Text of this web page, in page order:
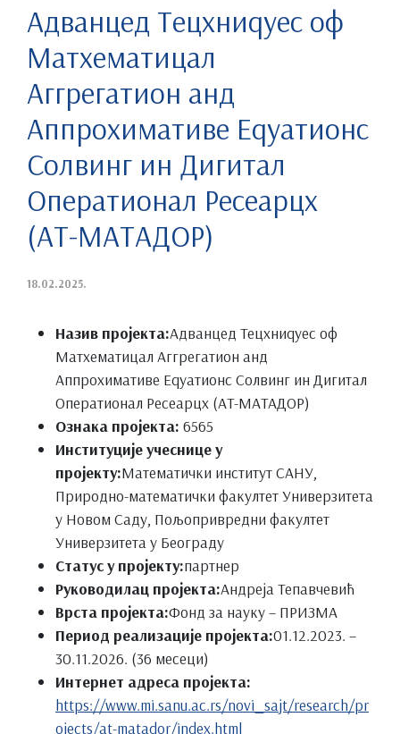
Адванцед Тецхниqуес оф
Матхематицал
Аггрегатион анд
Аппроxимативе Еqуатионс
Солвинг ин Дигитал
Оператионал Ресеарцх
(АТ-МАТАДОР)
18.02.2025.
Назив пројекта:Адванцед Тецхниqуес оф
Матхематицал Аггрегатион анд
Аппроxимативе Еqуатионс Солвинг ин Дигитал
Оператионал Ресеарцх (АТ-МАТАДОР)
Ознака пројекта: 6565
Институције учеснице у
пројекту:Математички институт САНУ,
Природно-математички факултет Универзитета
у Новом Саду, Пољопривредни факултет
Универзитета у Београду
Статус у пројекту:партнер
Руководилац пројекта:Андреја Тепавчевић
Врста пројекта:Фонд за науку – ПРИЗМА
Период реализације пројекта:01.12.2023. –
30.11.2026. (36 месеци)
Интернет адреса пројекта:
https://www.mi.sanu.ac.rs/novi_sajt/research/pr
ojects/at-matador/index.html